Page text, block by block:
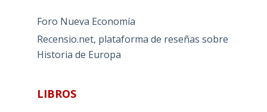
Foro Nueva Economía
Recensio.net, plataforma de reseñas sobre
Historia de Europa
LIBROS